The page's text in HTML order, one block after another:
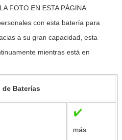
FOTO EN ESTA PÁGINA.
con esta batería para
a su gran capacidad, esta
mientras está en
Baterías
más